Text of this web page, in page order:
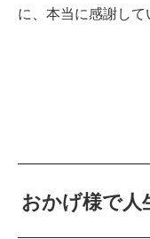
に、本当に感謝して
おかげ様で人